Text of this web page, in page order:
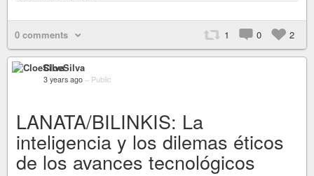
0 comments 1 0 2
CloeSilva
3 years ago – Public
LANATA/BILINKIS: La
inteligencia y los dilemas éticos
de los avances tecnológicos